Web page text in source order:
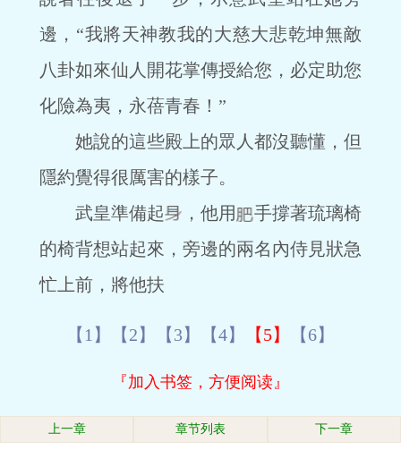
邊，“我將天神教我的大慈大悲乾坤無敵
八卦如來仙人開花掌傳授給您，必定助您
化險為夷，永蓓青春！”
她說的這些殿上的眾人都沒聽懂，但
隱約覺得很厲害的樣子。
武皇準備起
，他用
手撐著琉璃椅
的椅背想站起來，旁邊的兩名內侍見狀急
忙上前，將他扶
【1】 【2】 【3】 【4】 【5】 【6】
『加入书签，方便阅读』
上一章 章节列表 下一章